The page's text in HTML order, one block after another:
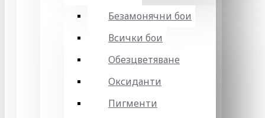
Безамонячни бои
Всички бои
Обезцветяване
Оксиданти
Пигменти